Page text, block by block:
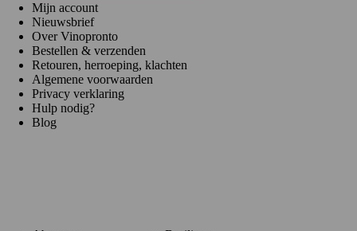
Mijn account
Nieuwsbrief
Over Vinopronto
Bestellen & verzenden
Retouren, herroeping, klachten
Algemene voorwaarden
Privacy verklaring
Hulp nodig?
Blog